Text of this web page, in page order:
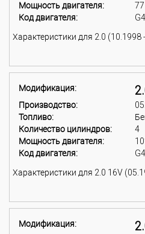
Мощность двигателя:
Код двигателя:
Характеристики для 2.0 (10.1998
Модификация:
Производство:
Топливо:
Количество цилиндров:
4
Мощность двигателя:
Код двигателя:
Характеристики для 2.0 16V
Модификация: